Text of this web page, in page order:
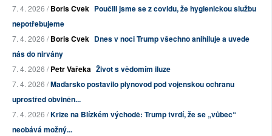
7. 4. 2026 /Boris Cvek Poučili jsme se z covidu, že hygienickou službu
nepotřebujeme
7. 4. 2026 /Boris Cvek Dnes v noci Trump všechno anihiluje a uvede
nás do nirvány
7. 4. 2026 /Petr Vařeka Život s vědomím iluze
7. 4. 2026 /Maďarsko postavilo plynovod pod vojenskou ochranu
uprostřed obviněn...
7. 4. 2026 /Krize na Blízkém východě: Trump tvrdí, že se „vůbec“
neobává možný...